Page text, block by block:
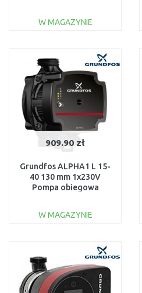
W MAGAZYNIE
Do porównania
909.90 zł
Grundfos ALPHA1 L 15-
40 130 mm 1x230V
Pompa obiegowa
W MAGAZYNIE